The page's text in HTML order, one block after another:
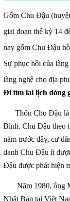
Gốm Chu Đậu
giai đoạn thế kỷ 14
nay gốm Chu Đậu
Sự phục hồi của
làng nghề cho địa
Đi tìm lai lịch dòng
Thôn Chu Đậu là
Bình. Chu Đậu theo
năm trước đây, cư
danh Chu Đậu ít
Đậu được phát hiện
Năm 1980, ông
Nhật Bản tại Việt